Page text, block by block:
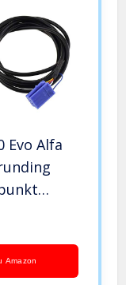
Evo Alfa
Amazon